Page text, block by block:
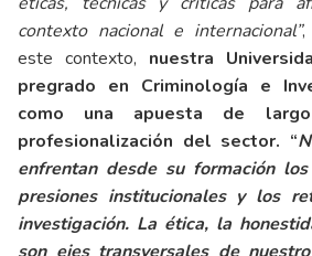
contexto nacional e internacional”,
este contexto, nuestra
pregrado en Criminología e
como una apuesta de
profesionalización del sector. “
enfrentan desde su formación
presiones institucionales y los
investigación. La ética, la